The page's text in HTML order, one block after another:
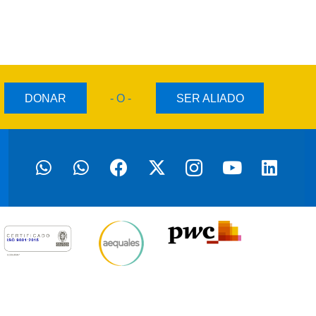
DONAR - O - SER ALIADO